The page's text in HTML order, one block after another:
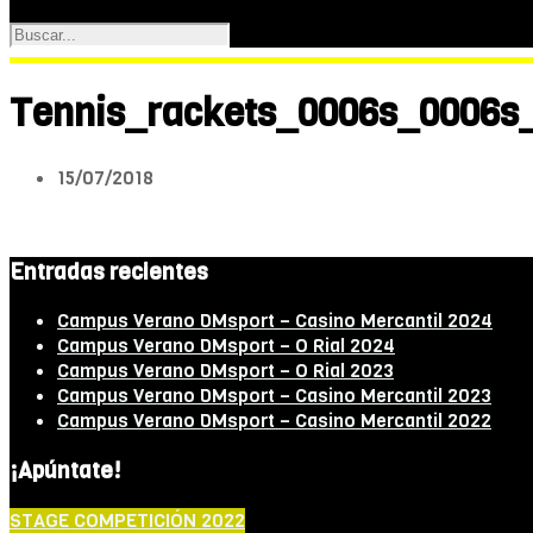
15/07/2018
Entradas recientes
Campus Verano DMsport – Casino Mercantil 2024
Campus Verano DMsport – O Rial 2024
Campus Verano DMsport – O Rial 2023
Campus Verano DMsport – Casino Mercantil 2023
Campus Verano DMsport – Casino Mercantil 2022
¡Apúntate!
STAGE COMPETICIÓN 2022